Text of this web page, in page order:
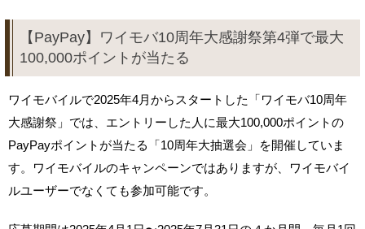
【PayPay】ワイモバ10周年大感謝祭第4弾で最大
100,000ポイントが当たる
ワイモバイルで2025年4月からスタートした「ワイモバ10周年
大感謝祭」では、エントリーした人に最大100,000ポイントの
PayPayポイントが当たる「10周年大抽選会」を開催していま
す。ワイモバイルのキャンペーンではありますが、ワイモバイ
ルユーザーでなくても参加可能です。